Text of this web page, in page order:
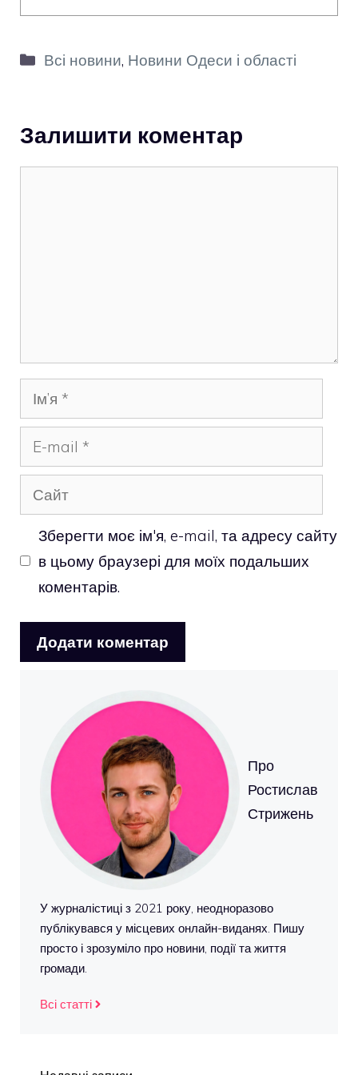
Категорії
Всі новини, Новини Одеси і області
Залишити коментар
Ім’я
mail
Сайт
Зберегти моє ім'я, e-mail, та адресу сайту
в цьому браузері для моїх подальших
коментарів.
Про
Ростислав
Стрижень
У журналістиці з 2021 року, неодноразово
публікувався у місцевих онлайн-виданях. Пишу
просто і зрозуміло про новини, події та життя
громади.
Всі статті